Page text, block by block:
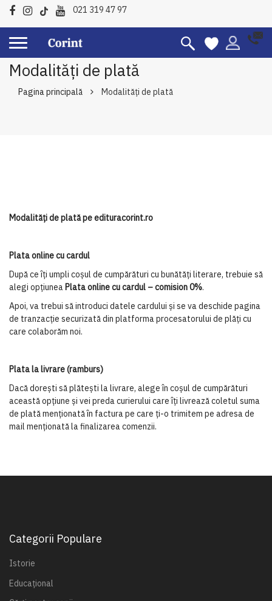
021 319 47 97
Modalități de plată
Pagina principală Modalități de plată
Modalități de plată peedituracorint.ro
Plataonline cu cardul
După ce îți umpli coșul de cumpărături cu bunătăți literare, trebuie să
alegi opțiunea Plata online cu cardul – comision 0%.
Apoi, va trebui să introduci datele cardului și se va deschide pagina
de tranzacție securizatădin platforma procesatorului de plăți cu
care colaborăm noi.
Plata la livrare (ramburs)
Dacădorești să plătești la livrare, alege în coșul de cumpărături
această opțiune și vei preda curierului care îți livrează coletul suma
de plată menţionată în facturape care ți-o trimitem pe adresa de
mail menționată la finalizarea comenzii.
Categorii Populare
Istorie
Educațional